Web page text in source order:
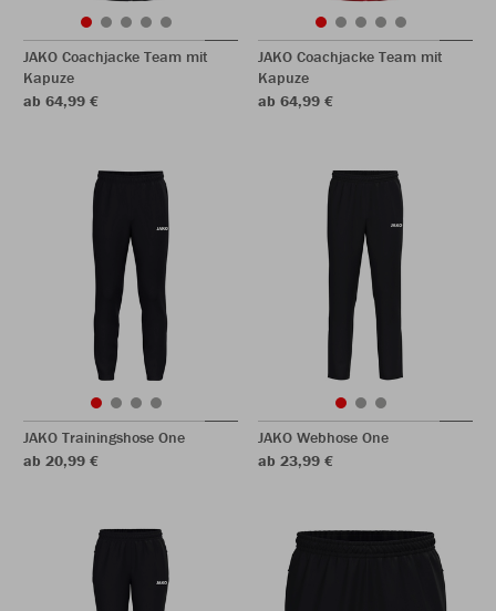
JAKO Coachjacke Team mit
Kapuze
ab 64,99 €
JAKO Coachjacke Team mit
Kapuze
ab 64,99 €
JAKO Trainingshose One
ab 20,99 €
JAKO Webhose One
ab 23,99 €